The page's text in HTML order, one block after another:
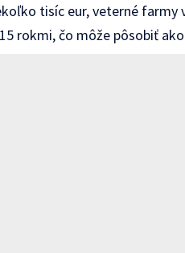
tisíc eur, veterné farmy
rokmi, čo môže pôsobiť